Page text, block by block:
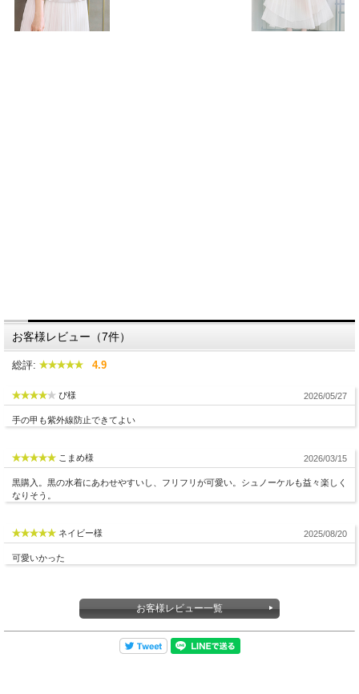
お客様レビュー（7件）
総評: 4.9
ぴ様 2026/05/27
手の甲も紫外線防止できてよい
こまめ様 2026/03/15
黒購入。黒の水着にあわせやすいし、フリフリが可愛い。シュノーケルも益々楽しく
なりそう。
ネイビー様 2025/08/20
可愛いかった
お客様レビュー一覧